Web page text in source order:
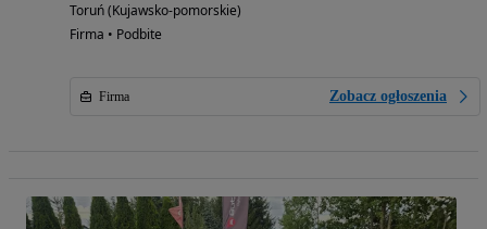
Toruń (Kujawsko-pomorskie)
Firma • Podbite
Firma Zobacz ogłoszenia